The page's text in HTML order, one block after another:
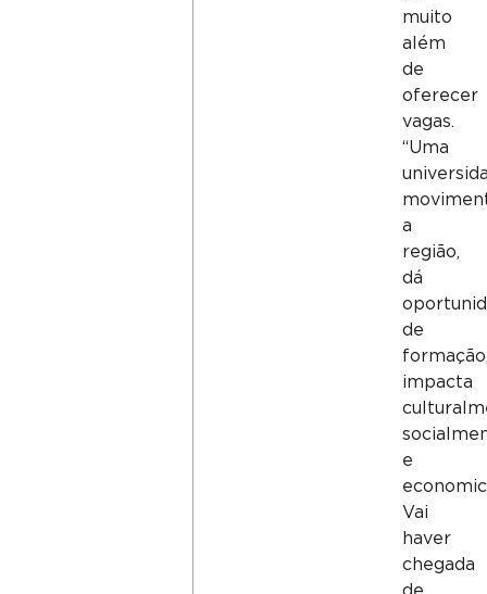
muito
além
de
oferecer
vagas.
“Uma
a
região,
dá
de
impacta
e
Vai
haver
chegada